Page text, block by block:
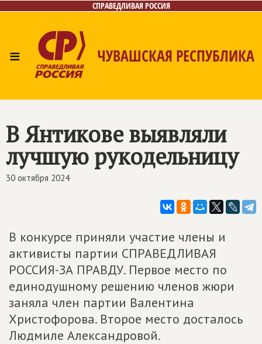
СПРАВЕДЛИВАЯ РОССИЯ
≡ ЧУВАШСКАЯ РЕСПУБЛИКА
В Янтикове выявляли
лучшую рукодельницу
30 октября 2024
В конкурсе приняли участие члены и
активисты партии СПРАВЕДЛИВАЯ
РОССИЯ-ЗА ПРАВДУ. Первое место по
единодушному решению членов жюри
заняла член партии Валентина
Христофорова. Второе место досталось
Людмиле Александровой.